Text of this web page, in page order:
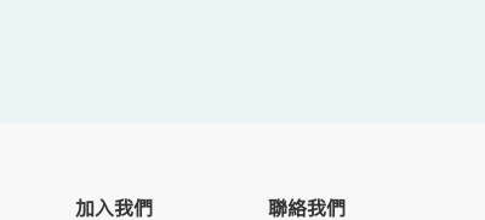
加入我們 聯絡我們